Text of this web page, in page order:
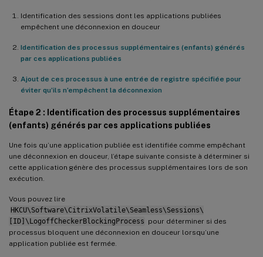
Identification des sessions dont les applications publiées
empêchent une déconnexion en douceur
Identification des processus supplémentaires (enfants) générés
par ces applications publiées
Ajout de ces processus à une entrée de registre spécifiée pour
éviter qu’ils n’empêchent la déconnexion
Étape 2 : Identification des processus supplémentaires
(enfants) générés par ces applications publiées
Une fois qu’une application publiée est identifiée comme empêchant
une déconnexion en douceur, l’étape suivante consiste à déterminer si
cette application génère des processus supplémentaires lors de son
exécution.
Vous pouvez lire
HKCU\Software\CitrixVolatile\Seamless\Sessions\
[ID]\LogoffCheckerBlockingProcess pour déterminer si des
processus bloquent une déconnexion en douceur lorsqu’une
application publiée est fermée.